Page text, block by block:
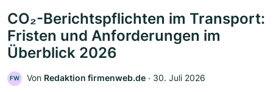
CO₂-Berichtspflichten im Transport:
Fristen und Anforderungen im
Überblick 2026
FW Von Redaktion firmenweb.de ‧ 30. Juli 2026